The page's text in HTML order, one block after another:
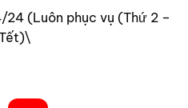
24 (Luôn phục vụ (Thứ 2 –